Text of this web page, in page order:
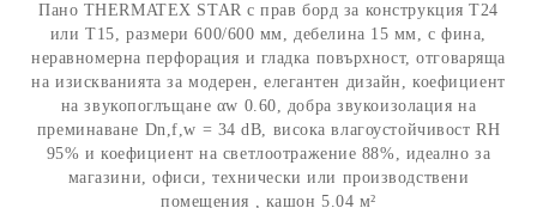
Пано THERMATEX STAR с прав борд за конструкция Т24
или Т15, размери 600/600 мм, дебелина 15 мм, с фина,
неравномерна перфорация и гладка повърхност, отговаряща
на изискванията за модерен, елегантен дизайн, коефициент
на звукопоглъщане αw 0.60, добра звукоизолация на
преминаване Dn,f,w = 34 dB, висока влагоустойчивост RH
95% и коефициент на светлоотражение 88%, идеално за
магазини, офиси, технически или производствени
помещения , кашон 5.04 м²